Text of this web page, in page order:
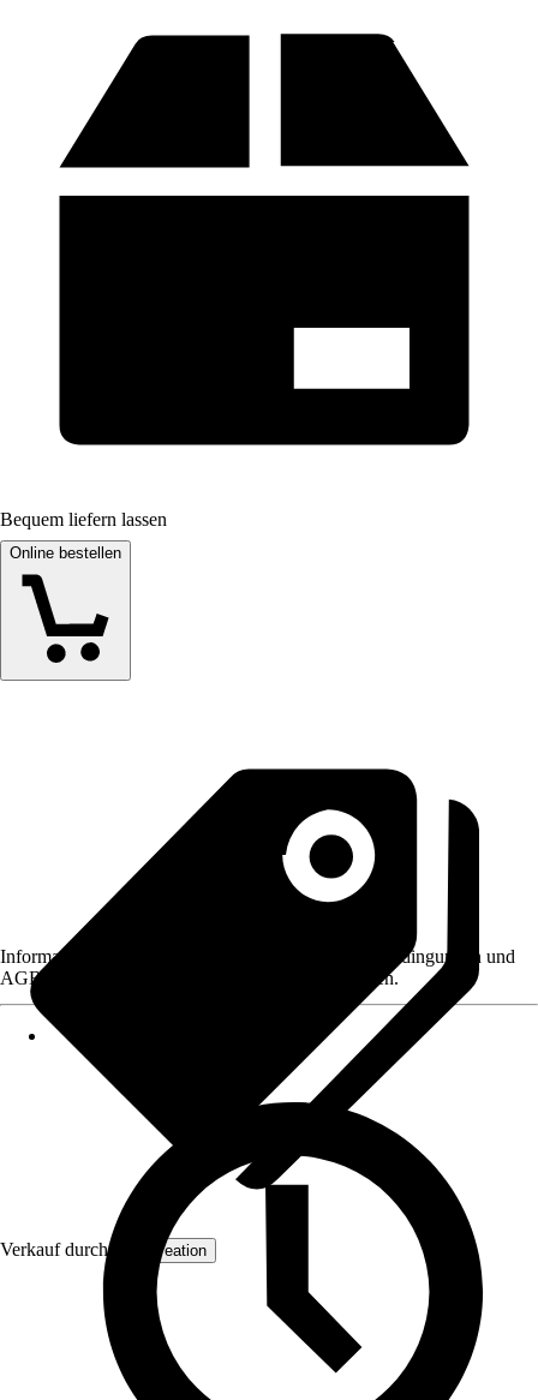
Bequem liefern lassen
Online bestellen
Verkauf durch: AS Creation
Informationen des Verkäufers, wie z. B. Rückgabebedingungen und
AGB, finden Sie bei Klick auf den Verkäufernamen.